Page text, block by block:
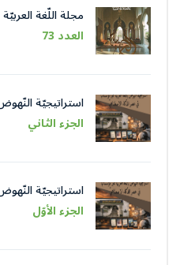
مجلة اللّغة العربيّة
العدد 73
استراتيجيّة
في عصر الذّكاء
الجزء الثاني
استراتيجيّة
في عصر الذّكاء
الجزء الأوّل